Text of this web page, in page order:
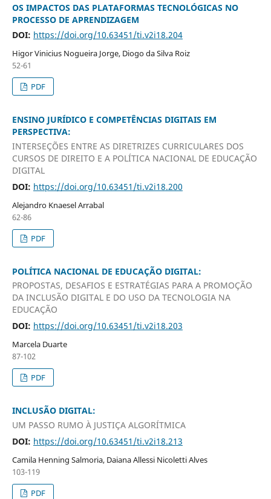
OS IMPACTOS DAS PLATAFORMAS TECNOLÓGICAS NO
PROCESSO DE APRENDIZAGEM
DOI: https://doi.org/10.63451/ti.v2i18.204
Higor Vinicius Nogueira Jorge, Diogo da Silva Roiz
52-61
PDF
ENSINO JURÍDICO E COMPETÊNCIAS DIGITAIS EM
PERSPECTIVA:
INTERSEÇÕES ENTRE AS DIRETRIZES CURRICULARES DOS
CURSOS DE DIREITO E A POLÍTICA NACIONAL DE EDUCAÇÃO
DIGITAL
DOI: https://doi.org/10.63451/ti.v2i18.200
Alejandro Knaesel Arrabal
62-86
PDF
POLÍTICA NACIONAL DE EDUCAÇÃO DIGITAL:
PROPOSTAS, DESAFIOS E ESTRATÉGIAS PARA A PROMOÇÃO
DA INCLUSÃO DIGITAL E DO USO DA TECNOLOGIA NA
EDUCAÇÃO
DOI: https://doi.org/10.63451/ti.v2i18.203
Marcela Duarte
87-102
PDF
INCLUSÃO DIGITAL:
UM PASSO RUMO À JUSTIÇA ALGORÍTMICA
DOI: https://doi.org/10.63451/ti.v2i18.213
Camila Henning Salmoria, Daiana Allessi Nicoletti Alves
103-119
PDF